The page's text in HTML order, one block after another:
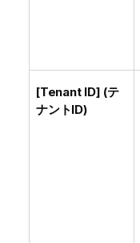
[Tenant ID] (テ
ナントID)